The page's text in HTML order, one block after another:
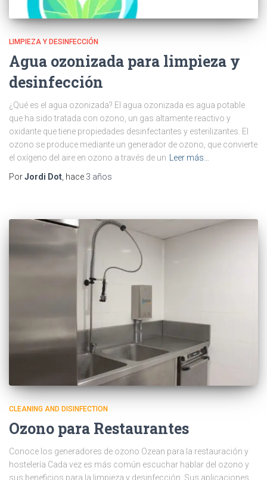
LIMPIEZA Y DESINFECCIÓN
Agua ozonizada para limpieza y
desinfección
¿Qué es el agua ozonizada? El agua ozonizada es agua potable
que ha sido tratada con ozono, un gas altamente reactivo y
oxidante que tiene propiedades desinfectantes y esterilizantes. El
ozono se produce mediante un generador de ozono, que convierte
el oxígeno del aire en ozono a través de un Leer más…
PorJordi Dot, hace 3 años
CLEANING AND DISINFECTION
Ozono para Restaurantes
Conoce los generadores de ozono Ozean para la restauración y
hostelería Cada vez es más común escuchar hablar del ozono y
sus beneficios para la limpieza y desinfección. Sus aplicaciones